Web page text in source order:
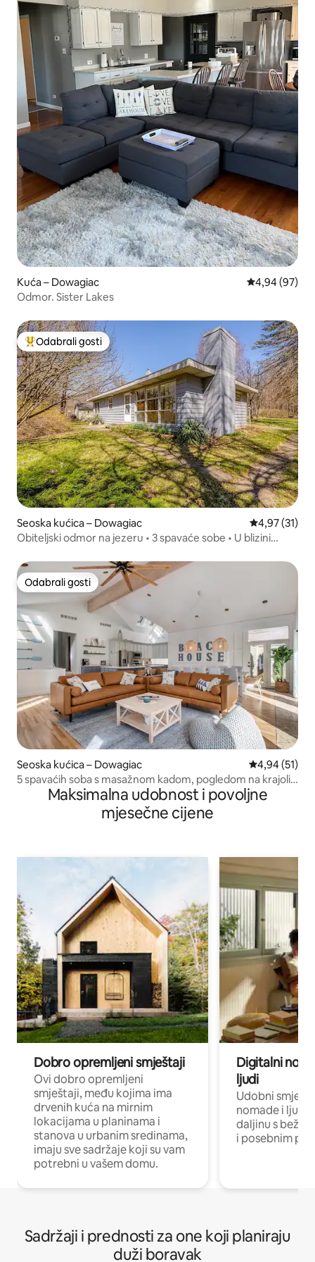
Kuća – Dowagiac Prosječna
4,94 (97)
Odmor. Sister Lakes
Među najviše rangiranima s oznakom „Odabrali gosti”
Odabrali gosti
Seoska kućica – Dowagiac Prosječna
4,97 (31)
Obiteljski odmor na jezeru • 3 spavaće sobe • U blizini
Odabrali gosti
Odabrali gosti
Seoska kućica – Dowagiac Prosječna
4,94 (51)
5 spavaćih soba s masažnom kadom, pogledom na krajolik
i prostorijom za igranje igara
Maksimalna udobnost i povoljne
mjesečne cijene
Dobro opremljeni smještaji
Ovi dobro opremljeni
smještaji, među kojima ima
drvenih kuća na mirnim
lokacijama u planinama i
stanova u urbanim sredinama,
imaju sve sadržaje koji su vam
potrebni u vašem domu.
Digitalni
ljudi
Udobni
nomade i ljude
daljinu s
i posebnim
Sadržaji i prednosti za one koji planiraju
duži boravak